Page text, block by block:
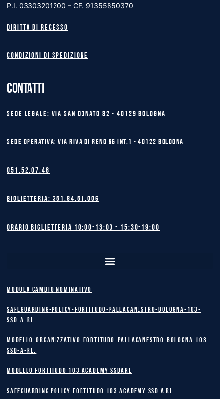
P.I. 03303201200 – CF. 91355850370
Diritto di recesso
Condizioni di spedizione
CONTATTI
Sede legale: Via San Donato 82 - 40129 BOLOGNA
Sede operativa: Via Riva di Reno 56 int.1 - 40122 BOLOGNA
051.52.07.48
Biglietteria: 351.84.51.006
Orario biglietteria 10:00-13:00 - 15:30-19:00
MODULO CAMBIO NOMINATIVO
safeguarding-policy-Fortitudo-Pallacanestro-Bologna-103-
SSD-A-RL.
Modello-Organizzativo-Fortitudo-Pallacanestro-Bologna-103-
SSD-A-RL.
MODELLO FORTITUDO 103 ACADEMY SSDARL
safeguarding policy Fortitudo 103 Academy SSD A RL